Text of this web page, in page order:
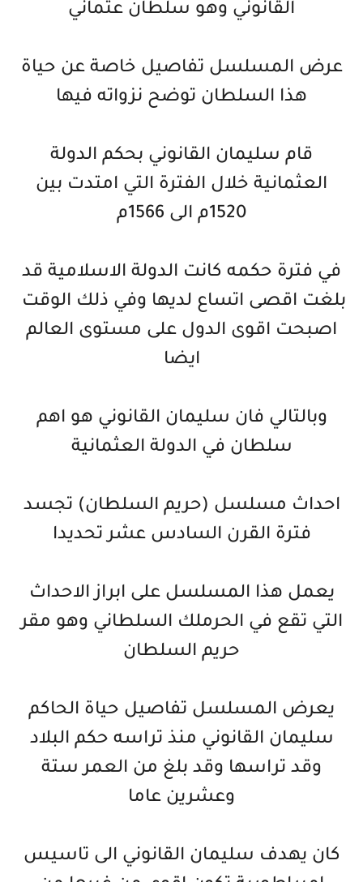
القانوني وهو سلطان عثماني
عرض المسلسل تفاصيل خاصة عن حياة
هذا السلطان توضح نزواته فيها
قام سليمان القانوني بحكم الدولة
العثمانية خلال الفترة التي امتدت بين
1520م الى 1566م
في فترة حكمه كانت الدولة الاسلامية قد
بلغت اقصى اتساع لديها وفي ذلك الوقت
اصبحت اقوى الدول على مستوى العالم
ايضا
وبالتالي فان سليمان القانوني هو اهم
سلطان في الدولة العثمانية
احداث مسلسل (حريم السلطان) تجسد
فترة القرن السادس عشر تحديدا
يعمل هذا المسلسل على ابراز الاحداث
التي تقع في الحرملك السلطاني وهو مقر
حريم السلطان
يعرض المسلسل تفاصيل حياة الحاكم
سليمان القانوني منذ تراسه حكم البلاد
وقد تراسها وقد بلغ من العمر ستة
وعشرين عاما
كان يهدف سليمان القانوني الى تاسيس